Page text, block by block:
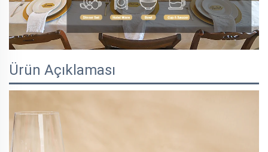
Ürün Açıklaması